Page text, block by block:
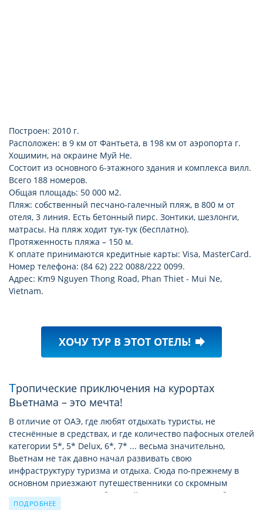
Построен: 2010 г.
Расположен: в 9 км от Фантьета, в 198 км от аэропорта г.
Хошимин, на окраине Муй Не.
Состоит из основного 6-этажного здания и комплекса вилл.
Всего 188 номеров.
Общая площадь: 50 000 м2.
Пляж: собственный песчано-галечный пляж, в 800 м от
отеля, 3 линия. Есть бетонный пирс. Зонтики, шезлонги,
матрасы. На пляж ходит тук-тук (бесплатно).
Протяженность пляжа – 150 м.
К оплате принимаются кредитные карты: Visa, MasterCard.
Номер телефона: (84 62) 222 0088/222 0099.
Адрес: Km9 Nguyen Thong Road, Phan Thiet - Mui Ne,
Vietnam.
ХОЧУ ТУР В ЭТОТ ОТЕЛЬ! forward
Тропические приключения на курортах
Вьетнама – это мечта!
В отличие от OAЭ, где любят отдыхать туристы, не
стеснённые в средствах, и где количество пафосных отелей
категории 5*, 5* Delux, 6*, 7* ... весьма значительно,
Вьетнам не так давно начал развивать свою
инфраструктуру туризма и отдыха. Сюда по-прежнему в
основном приезжают путешественники со скромным
достатком. Поэтому по большей части гостиничная база
Вьетнама представлена отелями категории 2*, 3*. Отелей
ПОДРОБНЕЕ